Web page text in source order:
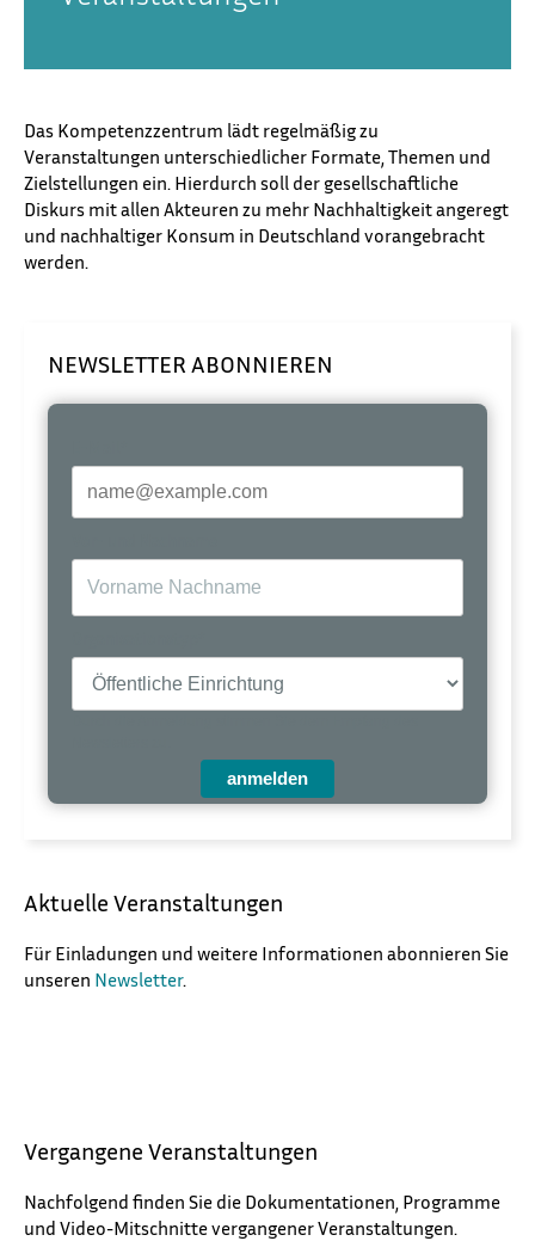
Das Kompetenzzentrum lädt regelmäßig zu
Veranstaltungen unterschiedlicher Formate, Themen und
Zielstellungen ein. Hierdurch soll der gesellschaftliche
Diskurs mit allen Akteuren zu mehr Nachhaltigkeit angeregt
und nachhaltiger Konsum in Deutschland vorangebracht
werden.
NEWSLETTER ABONNIEREN
anmelden
Aktuelle Veranstaltungen
Für Einladungen und weitere Informationen abonnieren Sie
unseren Newsletter.
Vergangene Veranstaltungen
Nachfolgend finden Sie die Dokumentationen, Programme
und Video-Mitschnitte vergangener Veranstaltungen.​